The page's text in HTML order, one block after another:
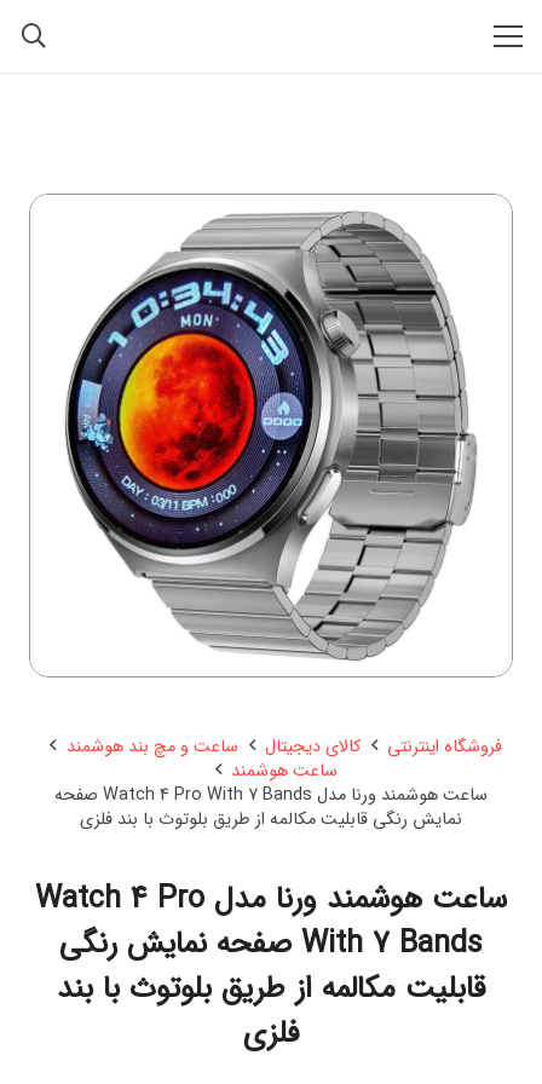
فروشگاه اینترنتی کالای دیجیتال
ساعت و مچ بند هوشمند
ساعت هوشمند
ساعت هوشمند ورنا مدل Watch 4 Pro With 7 Bands صفحه
نمایش رنگی قابلیت مکالمه از طریق بلوتوث با بند فلزی
ساعت هوشمند ورنا مدل Watch 4 Pro
With 7 Bands صفحه نمایش رنگی
قابلیت مکالمه از طریق بلوتوث با بند
فلزی